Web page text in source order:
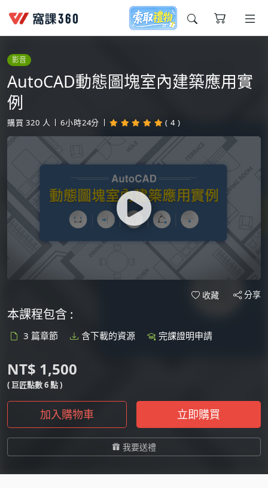
今天想要學什麼?
窩課推薦給您
影音
AutoCAD動態圖塊室內建築應用實
例
購買 320 人 6小時24分 ( 4 )
收藏 分享
本課程包含 :
3 篇章節 含下載的資源 完課證明申請
NT$ 1,500
( 巨匠點數 6 點 )
加入購物車 立即購買
我要送禮